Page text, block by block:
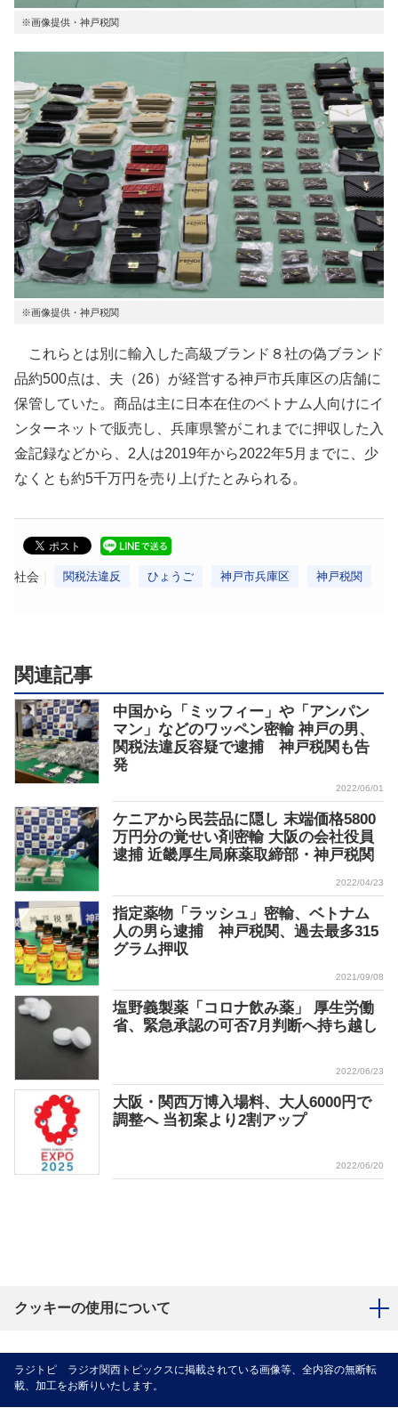
※画像提供・神戸税関
※画像提供・神戸税関
これらとは別に輸入した高級ブランド８社の偽ブランド
品約500点は、夫（26）が経営する神戸市兵庫区の店舗に
保管していた。商品は主に日本在住のベトナム人向けにイ
ンターネットで販売し、兵庫県警がこれまでに押収した入
金記録などから、2人は2019年から2022年5月までに、少
なくとも約5千万円を売り上げたとみられる。
社会 関税法違反 ひょうご 神戸市兵庫区 神戸税関
関連記事
中国から「ミッフィー」や「アンパン
マン」などのワッペン密輸 神戸の男、
関税法違反容疑で逮捕 神戸税関も告
発
2022/06/01
ケニアから民芸品に隠し 末端価格5800
万円分の覚せい剤密輸 大阪の会社役員
逮捕 近畿厚生局麻薬取締部・神戸税関
2022/04/23
指定薬物「ラッシュ」密輸、ベトナム
人の男ら逮捕 神戸税関、過去最多315
グラム押収
2021/09/08
塩野義製薬「コロナ飲み薬」 厚生労働
省、緊急承認の可否7月判断へ持ち越し
2022/06/23
大阪・関西万博入場料、大人6000円で
調整へ 当初案より2割アップ
2022/06/20
クッキーの使用について
ラジトピ ラジオ関西トピックスに掲載されている画像等、全内容の無断転
載、加工をお断りいたします。